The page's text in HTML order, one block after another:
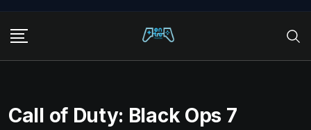
content
Call of Duty: Black Ops 7